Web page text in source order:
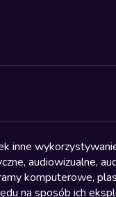
inne
komputerowe,
na sposób ich